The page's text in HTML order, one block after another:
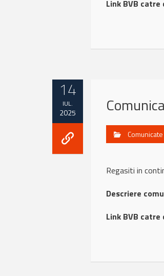
Link BVB
14
IUL.
2025
Comunicate
Regasiti in
Descriere
Link BVB